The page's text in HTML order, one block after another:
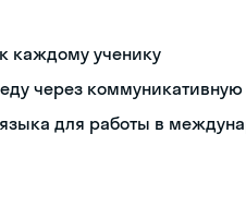
каждому ученику
через
для работы в